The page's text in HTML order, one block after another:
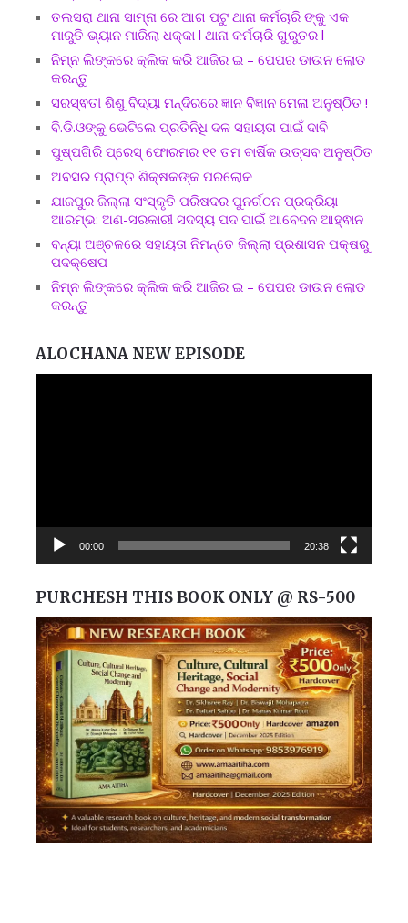
ତଲସରା ଥାନା ସାମ୍ନା ରେ ଆଗ ପଟୁ ଥାନା କର୍ମଚାରି ଙ୍କୁ ଏକ
ମାରୁତି ଭ୍ୟାନ ମାରିଲା ଧକ୍କା l ଥାନା କର୍ମଚାରି ଗୁରୁତର l
ନିମ୍ନ ଲିଙ୍କରେ କ୍ଲିକ କରି ଆଜିର ଇ – ପେପର ଡାଉନ ଲୋଡ
କରନ୍ତୁ
ସରସ୍ଵତୀ ଶିଶୁ ବିଦ୍ୟା ମନ୍ଦିରରେ ଜ୍ଞାନ ବିଜ୍ଞାନ ମେଳା ଅନୁଷ୍ଠିତ !
ବି.ଡି.ଓଙ୍କୁ ଭେଟିଲେ ପ୍ରତିନିଧି ଦଳ ସହାୟତା ପାଇଁ ଦାବି
ପୁଷ୍ପଗିରି ପ୍ରେସ୍ ଫୋରମର ୧୧ ତମ ବାର୍ଷିକ ଉତ୍ସବ ଅନୁଷ୍ଠିତ
ଅବସର ପ୍ରାପ୍ତ ଶିକ୍ଷକଙ୍କ ପରଲୋକ
ଯାଜପୁର ଜିଲ୍ଲା ସଂସ୍କୃତି ପରିଷଦର ପୁନର୍ଗଠନ ପ୍ରକ୍ରିୟା
ଆରମ୍ଭ: ଅଣ-ସରକାରୀ ସଦସ୍ୟ ପଦ ପାଇଁ ଆବେଦନ ଆହ୍ଵାନ
ବନ୍ୟା ଅଞ୍ଚଳରେ ସହାୟତା ନିମନ୍ତେ ଜିଲ୍ଲା ପ୍ରଶାସନ ପକ୍ଷରୁ
ପଦକ୍ଷେପ
ନିମ୍ନ ଲିଙ୍କରେ କ୍ଲିକ କରି ଆଜିର ଇ – ପେପର ଡାଉନ ଲୋଡ
କରନ୍ତୁ
ALOCHANA NEW EPISODE
00:00 20:38
PURCHESH THIS BOOK ONLY @ RS-500